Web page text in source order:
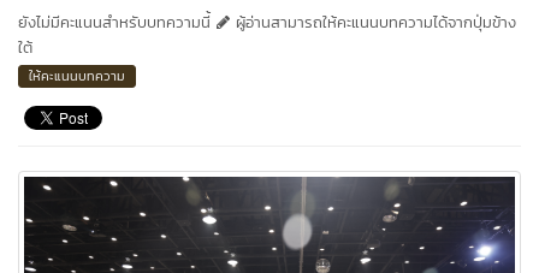
ยังไม่มีคะแนนสำหรับบทความนี้
ผู้อ่านสามารถให้คะแนนบทความได้จากปุ่มข้าง
ใต้
ให้คะแนนบทความ